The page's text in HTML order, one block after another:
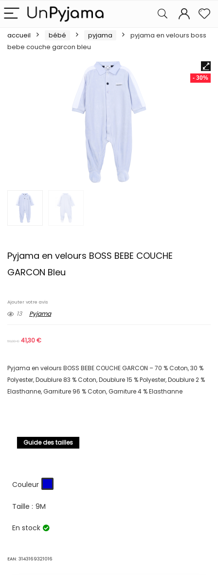
accueil bébé pyjama
pyjama en velours boss
bebe couche garcon bleu
- 30%
Pyjama en velours BOSS BEBE COUCHE
GARCON Bleu
Ajouter votre avis
13 Pyjama
59,00€ 41,30€
Pyjama en velours BOSS BEBE COUCHE GARCON – 70 % Coton, 30 %
Polyester, Doublure 83 % Coton, Doublure 15 % Polyester, Doublure 2 %
Elasthanne, Garniture 96 % Coton, Garniture 4 % Elasthanne
Guide des tailles
Couleur
Taille : 9M
En stock
EAN: 3143169321016